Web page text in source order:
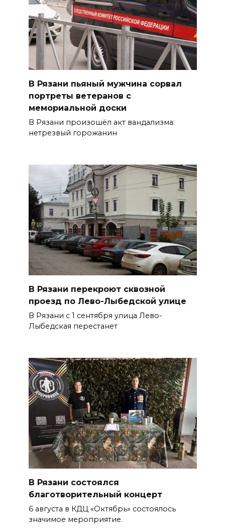
В Рязани пьяный мужчина сорвал
портреты ветеранов с
мемориальной доски
В Рязани произошёл акт вандализма:
нетрезвый горожанин
В Рязани перекроют сквозной
проезд по Лево-Лыбедской улице
В Рязани с 1 сентября улица Лево-
Лыбедская перестанет
В Рязани состоялся
благотворительный концерт
6 августа в КДЦ «Октябрь» состоялось
значимое мероприятие.